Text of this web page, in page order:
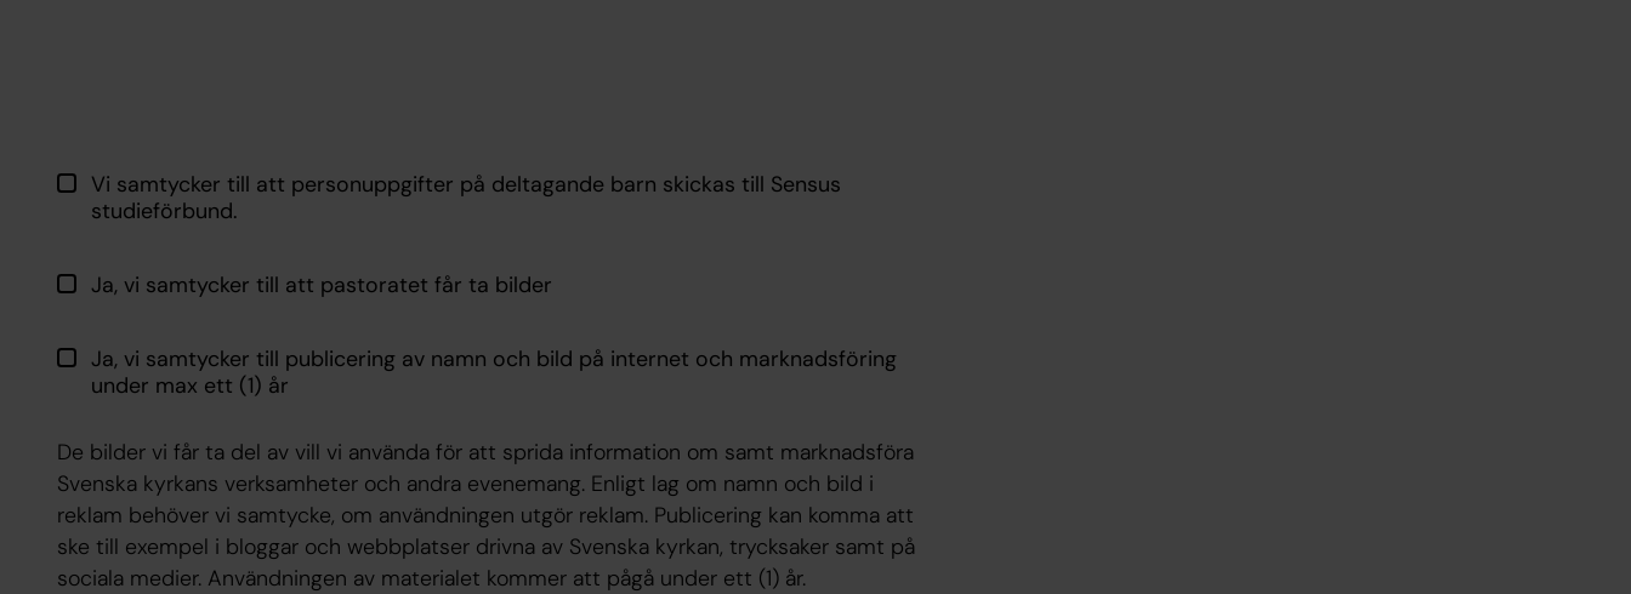
Vi samtycker till att personuppgifter på deltagande barn skickas till Sensus
studieförbund.
Ja, vi samtycker till att pastoratet får ta bilder
Ja, vi samtycker till publicering av namn och bild på internet och marknadsföring
under max ett (1) år
De bilder vi får ta del av vill vi använda för att sprida information om samt marknadsföra
Svenska kyrkans verksamheter och andra evenemang. Enligt lag om namn och bild i
reklam behöver vi samtycke, om användningen utgör reklam. Publicering kan komma att
ske till exempel i bloggar och webbplatser drivna av Svenska kyrkan, trycksaker samt på
sociala medier. Användningen av materialet kommer att pågå under ett (1) år.